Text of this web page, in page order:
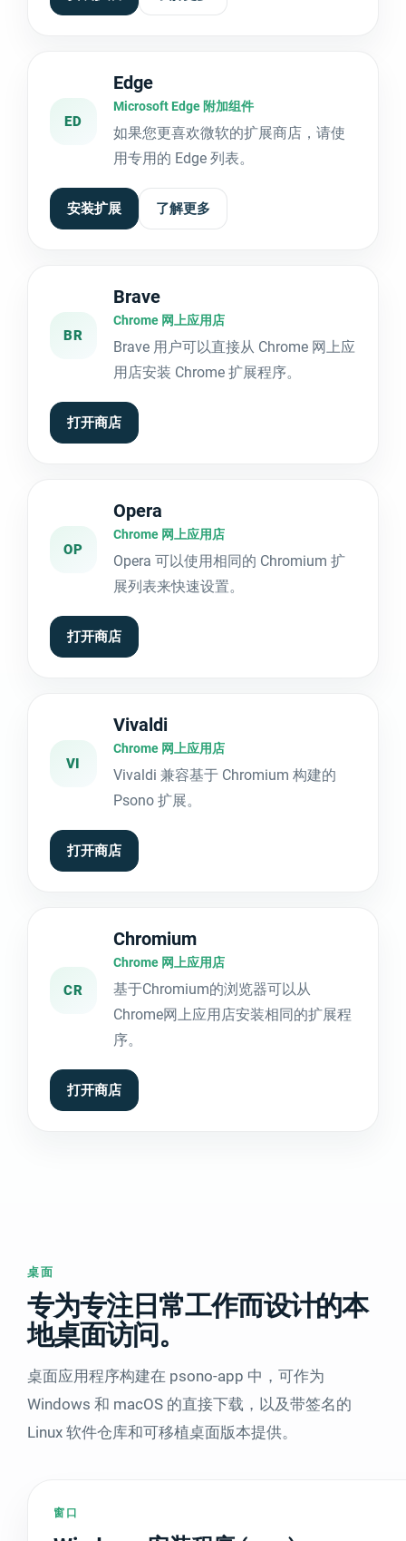
ED
Edge
Microsoft Edge 附加组件
如果您更喜欢微软的扩展商店，请使
用专用的 Edge 列表。
安装扩展 了解更多
BR
Brave
Chrome 网上应用店
Brave 用户可以直接从 Chrome 网上应
用店安装 Chrome 扩展程序。
打开商店
OP
Opera
Chrome 网上应用店
Opera 可以使用相同的 Chromium 扩
展列表来快速设置。
打开商店
VI
Vivaldi
Chrome 网上应用店
Vivaldi 兼容基于 Chromium 构建的
Psono 扩展。
打开商店
CR
Chromium
Chrome 网上应用店
基于Chromium的浏览器可以从
Chrome网上应用店安装相同的扩展程
序。
打开商店
桌面
专为专注日常工作而设计的本
地桌面访问。
桌面应用程序构建在 psono-app 中，可作为
Windows 和 macOS 的直接下载，以及带签名的
Linux 软件仓库和可移植桌面版本提供。
窗口